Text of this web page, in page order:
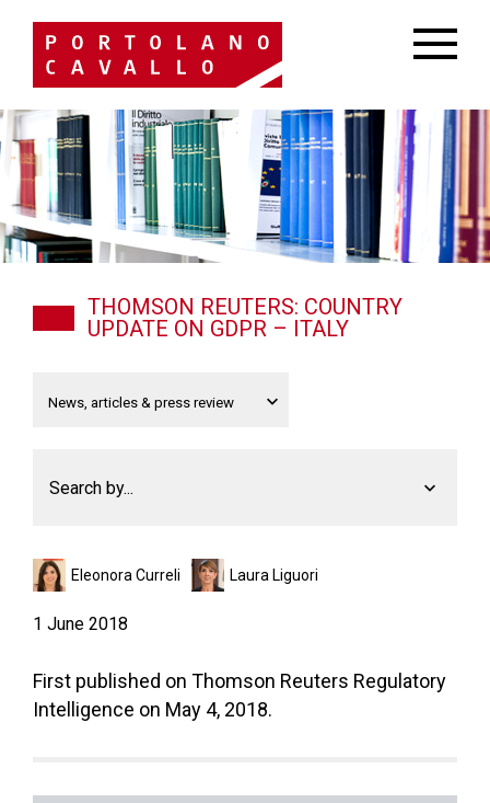
THOMSON REUTERS: COUNTRY
UPDATE ON GDPR – ITALY
Search by...
Eleonora Curreli Laura Liguori
1 June 2018
First published on Thomson Reuters Regulatory
Intelligence on May 4, 2018.